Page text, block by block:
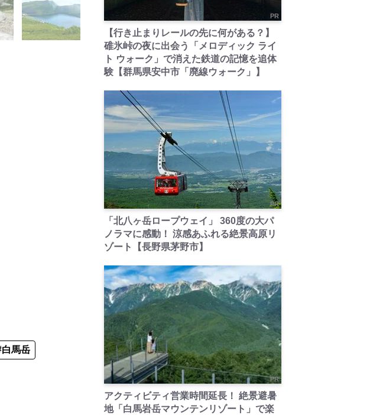
白馬岳
PR
【行き止まりレールの先に何がある？】
碓氷峠の夜に出会う「メロディック ライ
ト ウォーク」で消えた鉄道の記憶を追体
験【群馬県安中市「廃線ウォーク」】
PR
「北八ヶ岳ロープウェイ」 360度の大パ
ノラマに感動！ 涼感あふれる絶景高原リ
ゾート【長野県茅野市】
PR
アクティビティ営業時間延長！ 絶景避暑
地「白馬岩岳マウンテンリゾート」で楽